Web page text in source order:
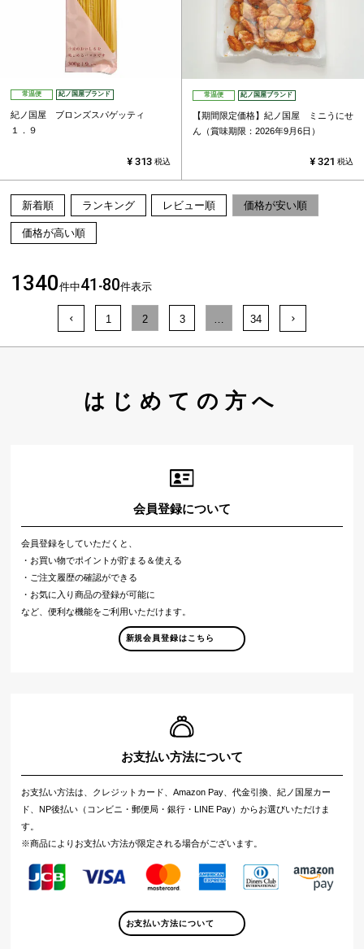
常温便 紀ノ国屋ブランド
紀ノ国屋 ブロンズスパゲッティ
１．９
¥ 313 税込
常温便 紀ノ国屋ブランド
【期間限定価格】紀ノ国屋 ミニうにせ
ん（賞味期限：2026年9月6日）
¥ 321 税込
新着順 ランキング レビュー順 価格が安い順
価格が高い順
1340件中41 -80件表示
1 2 3 34
はじめての方へ
会員登録について
会員登録をしていただくと、
・お買い物でポイントが貯まる＆使える
・ご注文履歴の確認ができる
・お気に入り商品の登録が可能に
など、便利な機能をご利用いただけます。
新規会員登録はこちら
お支払い方法について
お支払い方法は、クレジットカード、Amazon Pay、代金引換、紀ノ国屋カー
ド、NP後払い（コンビニ・郵便局・銀行・LINE Pay）からお選びいただけま
す。
※商品によりお支払い方法が限定される場合がございます。
お支払い方法について